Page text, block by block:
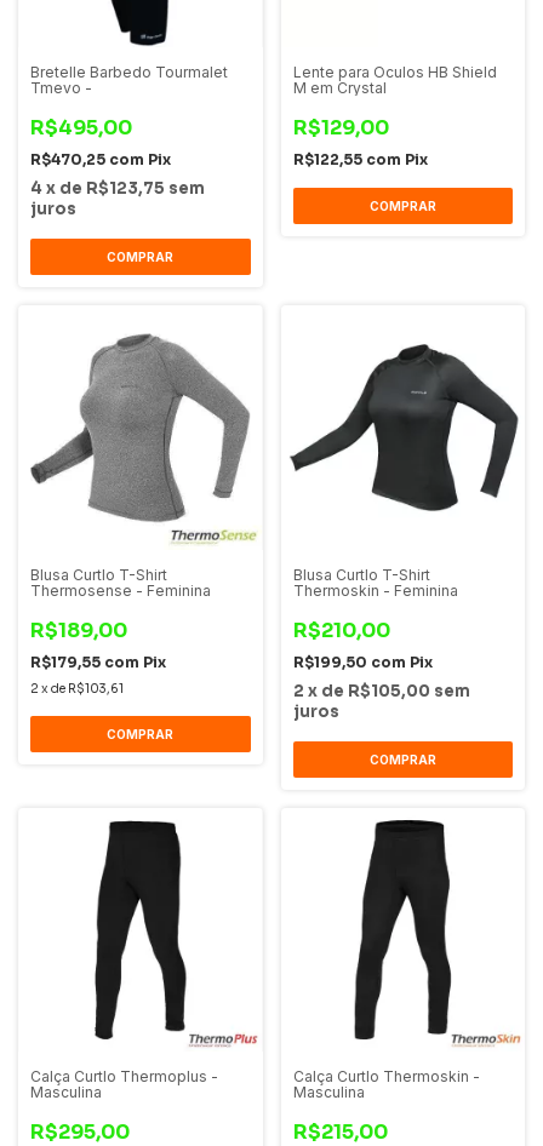
Bretelle Barbedo Tourmalet
Tmevo -
R$495,00
R$470,25 com Pix
4x de R$123,75 sem
juros
COMPRAR
Lente para Oculos HB Shield
M em Crystal
R$129,00
R$122,55 com Pix
COMPRAR
Blusa Curtlo T-Shirt
Thermosense - Feminina
R$189,00
R$179,55 com Pix
2 x de R$103,61
COMPRAR
Blusa Curtlo T-Shirt
Thermoskin - Feminina
R$210,00
R$199,50 com Pix
2 x de R$105,00 sem
juros
COMPRAR
Calça Curtlo Thermoplus -
Masculina
R$295,00
Calça Curtlo Thermoskin -
Masculina
R$215,00